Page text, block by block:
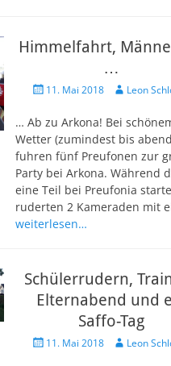
Himmelfahrt,
…
Veröffentlicht
11. Mai 2018 AutorLeon
… Ab zu Arkona! Bei
Wetter (zumindest bis
fuhren fünf Preufonen zur
Party bei Arkona. Während
eine Teil bei Preufonia
ruderten 2 Kameraden mit
weiterlesen…
Schülerrudern,
Elternabend und
Saffo-Tag
Veröffentlicht
11. Mai 2018 AutorLeon